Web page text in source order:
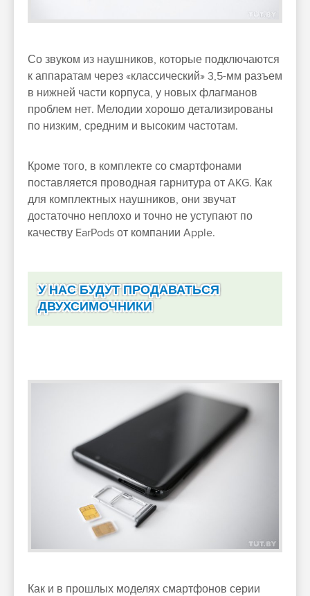
Со звуком из наушников, которые подключаются
к аппаратам через «классический» 3,5-мм разъем
в нижней части корпуса, у новых флагманов
проблем нет. Мелодии хорошо детализированы
по низким, средним и высоким частотам.
Кроме того, в комплекте со смартфонами
поставляется проводная гарнитура от AKG. Как
для комплектных наушников, они звучат
достаточно неплохо и точно не уступают по
качеству EarPods от компании Apple.
У НАС БУДУТ ПРОДАВАТЬСЯ
ДВУХСИМОЧНИКИ
Как и в прошлых моделях смартфонов серии